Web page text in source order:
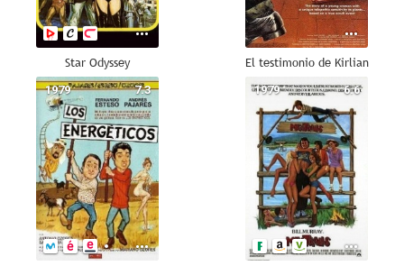
Star Odyssey El testimonio de Kirlian
7.3
1979 6.6
1979